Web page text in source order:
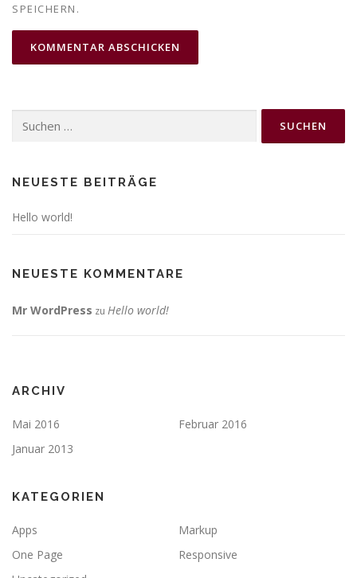
SPEICHERN.
nach:
NEUESTE BEITRÄGE
Hello world!
NEUESTE KOMMENTARE
Mr WordPress zu Hello world!
ARCHIV
Mai 2016
Februar 2016
Januar 2013
KATEGORIEN
Apps
Markup
One Page
Responsive